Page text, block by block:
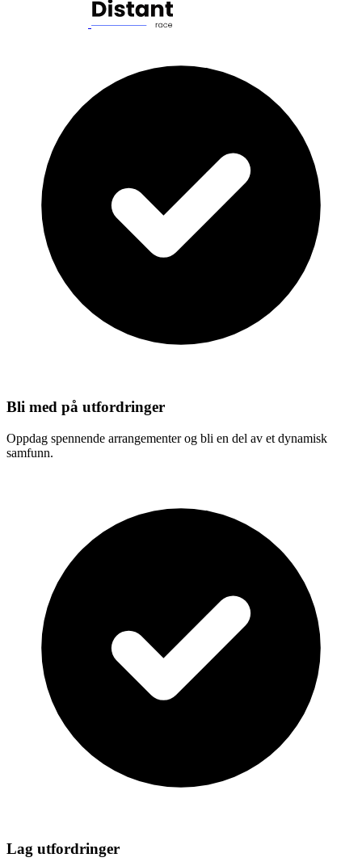
Bli med på utfordringer
Oppdag spennende arrangementer og bli en del av et dynamisk
samfunn.
Lag utfordringer